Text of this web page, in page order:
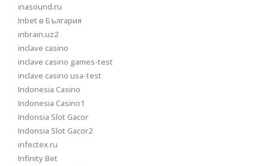
inasound.ru
Inbet в България
inbrain.uz2
inclave casino
inclave casino games-test
inclave casino usa-test
Indonesia Casino
Indonesia Casino1
Indonsia Slot Gacor
Indonsia Slot Gacor2
infectex.ru
Infinity Bet